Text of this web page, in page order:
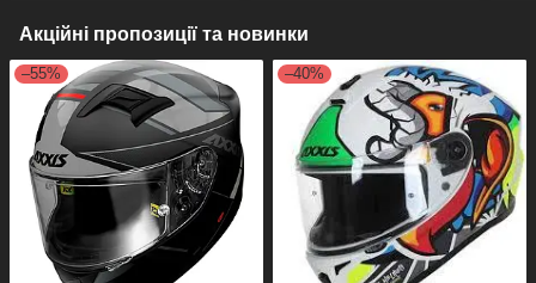
Акційні пропозиції та новинки
–55% –40%